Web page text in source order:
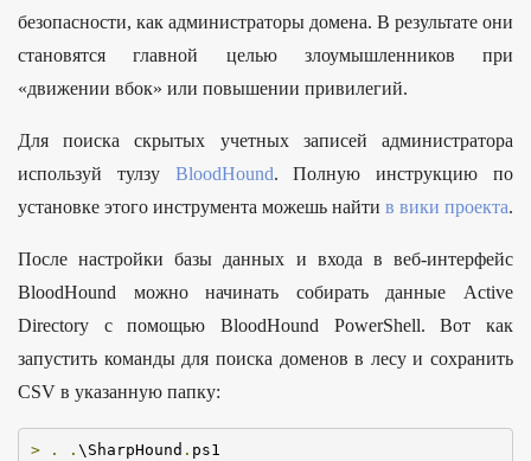
безопасности, как администраторы домена. В результате они
становятся главной целью злоумышленников при
«движении вбок» или повышении привилегий.
Для поиска скрытых учетных записей администратора
используй тулзу BloodHound. Полную инструкцию по
установке этого инструмента можешь найти в вики проекта.
После настройки базы данных и входа в веб-интерфейс
BloodHound можно начинать собирать данные Active
Directory с помощью BloodHound PowerShell. Вот как
запустить команды для поиска доменов в лесу и сохранить
CSV в указанную папку:
> . . \SharpHound .